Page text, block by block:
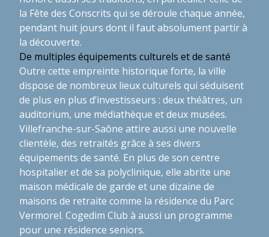
la Fête des Conscrits qui se déroule chaque année,
pendant huit jours dont il faut absolument partir à
la découverte.
De multiples équipements culturels et de santé
Outre cette empreinte historique forte, la ville
dispose de nombreux lieux culturels qui séduisent
de plus en plus d’investisseurs : deux théâtres, un
auditorium, une médiathèque et deux musées.
Villefranche-sur-Saône attire aussi une nouvelle
clientèle, des retraités grâce à ses divers
équipements de santé. En plus de son centre
hospitalier et de sa polyclinique, elle abrite une
maison médicale de garde et une dizaine de
maisons de retraite comme la résidence du Parc
Vermorel. Cogedim Club à aussi un programme
pour une résidence seniors.